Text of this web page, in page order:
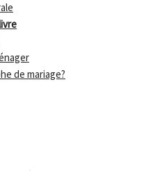
de mariage?